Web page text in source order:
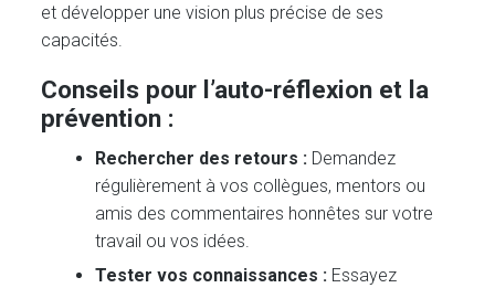
et développer une vision plus précise de ses
capacités.
Conseils pour l’auto-réflexion et la
prévention :
Rechercher des retours : Demandez
régulièrement à vos collègues, mentors ou
amis des commentaires honnêtes sur votre
travail ou vos idées.
Tester vos connaissances : Essayez